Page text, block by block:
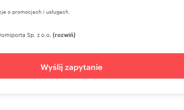
o promocjach i usługach.
Sp. z o.o. (rozwiń)
Wyślij zapytanie